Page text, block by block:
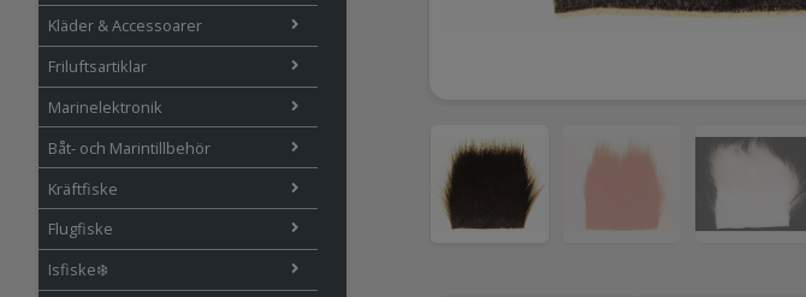
Kläder & Accessoarer
Friluftsartiklar
Marinelektronik
Båt- och Marintillbehör
Kräftfiske
Flugfiske
Isfiske❄️